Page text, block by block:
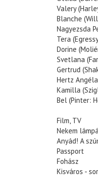
Valery
Blanche
Nagyezsda
Tera
Dorine
Svetlana
Gertrud
Hertz
Kamilla
Bel (Pinter:
Film, TV
Nekem
Anyád! A
Passport
Fohász
Kisváros -